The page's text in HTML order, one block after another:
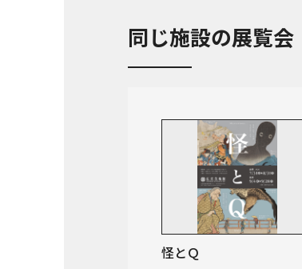
同じ施設の展覧会
怪とＱ